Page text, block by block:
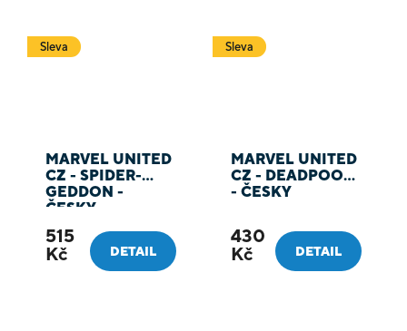
Sleva
MARVEL UNITED
CZ - SPIDER-
GEDDON -
ČESKY
515
Kč
DETAIL
Sleva
MARVEL UNITED
CZ - DEADPOOL
- ČESKY
430
Kč
DETAIL